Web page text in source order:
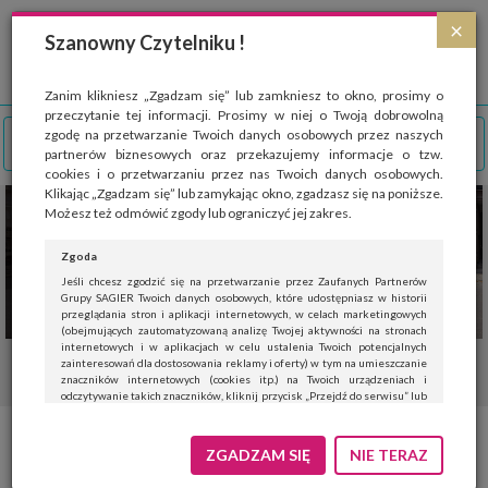
×
Szanowny Czytelniku !
Zanim klikniesz „Zgadzam się” lub zamkniesz to okno, prosimy o
przeczytanie tej informacji. Prosimy w niej o Twoją dobrowolną
zgodę na przetwarzanie Twoich danych osobowych przez naszych
partnerów biznesowych oraz przekazujemy informacje o tzw.
cookies i o przetwarzaniu przez nas Twoich danych osobowych.
Klikając „Zgadzam się” lub zamykając okno, zgadzasz się na poniższe.
Możesz też odmówić zgody lub ograniczyć jej zakres.
Zgoda
Jeśli chcesz zgodzić się na przetwarzanie przez Zaufanych Partnerów
Grupy SAGIER Twoich danych osobowych, które udostępniasz w historii
przeglądania stron i aplikacji internetowych, w celach marketingowych
(obejmujących zautomatyzowaną analizę Twojej aktywności na stronach
internetowych i w aplikacjach w celu ustalenia Twoich potencjalnych
zainteresowań dla dostosowania reklamy i oferty) w tym na umieszczanie
znaczników internetowych (cookies itp.) na Twoich urządzeniach i
odczytywanie takich znaczników, kliknij przycisk „Przejdź do serwisu” lub
Jeśli nie chcesz wyrazić zgody, kliknij „Nie teraz”.
Wyrażenie zgody jest dobrowolne. Możesz edytować zakres zgody, w tym
ZGADZAM SIĘ NIE TERAZ
Strona wykorzystuje pliki cookies, które służą głównie do celów statystycznych.
Wyrażając zgodę na używanie 'cookies', zezwalasz na zapisanie ich w pamięci
przeglądarki. Przejdź do
polityki cookies